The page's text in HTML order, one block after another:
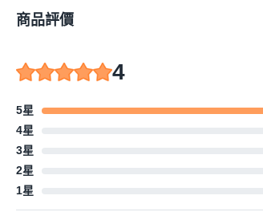
商品評價
4
5星
4星
3星
2星
1星